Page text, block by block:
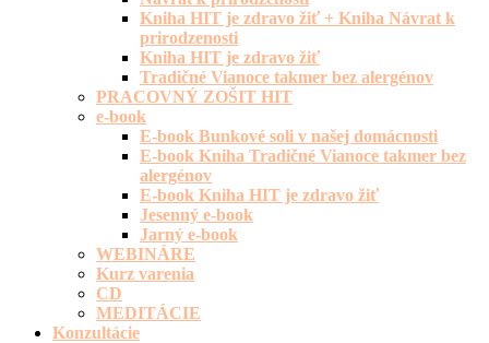
Kniha HIT je zdravo žiť + Kniha Návrat k
prirodzenosti
Kniha HIT je zdravo žiť
Tradičné Vianoce takmer bez alergénov
PRACOVNÝ ZOŠIT HIT
e-book
E-book Bunkové soli v našej domácnosti
E-book Kniha Tradičné Vianoce takmer bez
alergénov
E-book Kniha HIT je zdravo žiť
Jesenný e-book
Jarný e-book
WEBINÁRE
Kurz varenia
CD
MEDITÁCIE
Konzultácie